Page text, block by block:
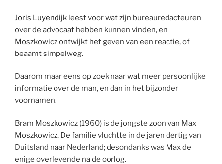
Joris Luyendijk leest voor wat zijn bureauredacteuren
over de advocaat hebben kunnen vinden, en
Moszkowicz ontwijkt het geven van een reactie, of
beaamt simpelweg.
Daarom maar eens op zoek naar wat meer persoonlijke
informatie over de man, en dan in het bijzonder
voornamen.
Bram Moszkowicz (1960) is de jongste zoon van Max
Moszkowicz. De familie vluchtte in de jaren dertig van
Duitsland naar Nederland; desondanks was Max de
enige overlevende na de oorlog.